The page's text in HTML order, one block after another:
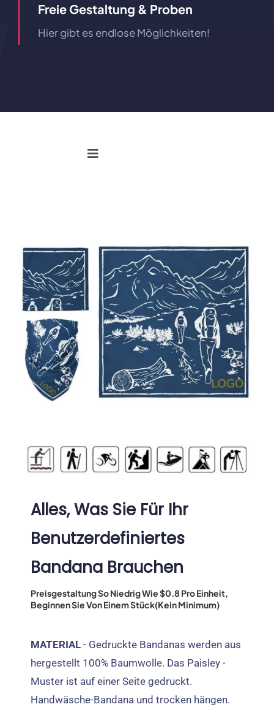
Freie Gestaltung & Proben
Hier gibt es endlose Möglichkeiten!
Navigation
Merkmale
Frei
Alles, Was Sie Für Ihr
Benutzerdefiniertes
Bandana Brauchen
Preisgestaltung So Niedrig Wie $0.8 Pro Einheit,
Beginnen Sie Von Einem Stück(Kein Minimum)
MATERIAL- Gedruckte Bandanas werden aus
hergestellt 100% Baumwolle. Das Paisley -
Muster ist auf einer Seite gedruckt.
Handwäsche-Bandana und trocken hängen.